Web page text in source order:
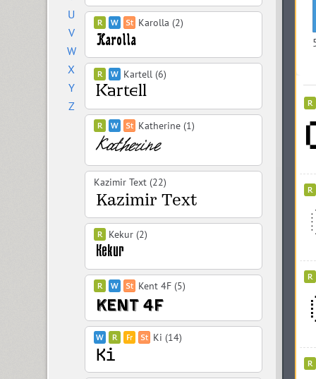
U
V
W
X
Y
Z
Karolla (2)
Kartell (6)
Katherine (1)
Kazimir Text (22)
Kekur (2)
Kent 4F (5)
Ki (14)